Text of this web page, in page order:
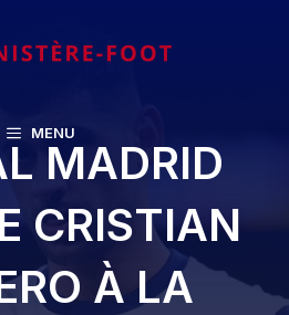
MENU
MADRID
CRISTIAN
À LA